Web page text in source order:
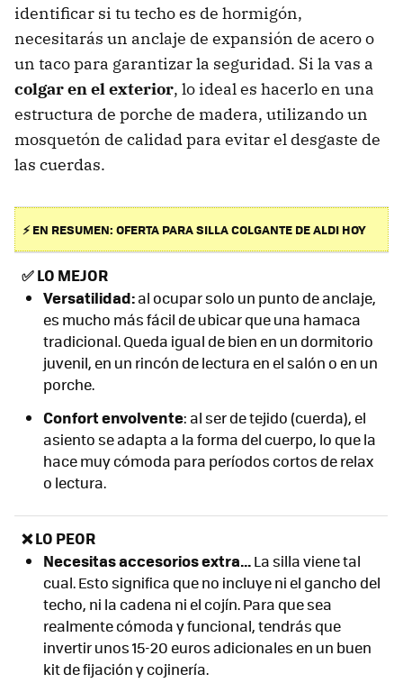
identificar si tu techo es de hormigón,
necesitarás un anclaje de expansión de acero o
un taco para garantizar la seguridad. Si la vas a
colgar en el exterior, lo ideal es hacerlo en una
estructura de porche de madera, utilizando un
mosquetón de calidad para evitar el desgaste de
las cuerdas.
⚡ EN RESUMEN: OFERTA PARA SILLA COLGANTE DE ALDI HOY
✅LO MEJOR
Versatilidad:al ocupar solo un punto de anclaje,
es mucho más fácil de ubicar que una hamaca
tradicional. Queda igual de bien en un dormitorio
juvenil, en un rincón de lectura en el salón o en un
porche.
Confort envolvente: al ser de tejido (cuerda), el
asiento se adapta a la forma del cuerpo, lo que la
hace muy cómoda para períodos cortos de relax
o lectura.
❌ LO PEOR
Necesitas accesorios extra...La silla viene tal
cual. Esto significa que no incluye ni el gancho del
techo, ni la cadena ni el cojín. Para que sea
realmente cómoda y funcional, tendrás que
invertir unos 15-20 euros adicionales en un buen
kit de fijación y cojinería.